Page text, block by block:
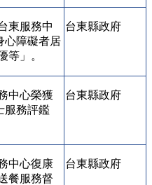
東服務中
心障礙者居
等」。
台東縣政府
中心榮獲
服務評鑑
台東縣政府
中心復康
餐服務督
台東縣政府